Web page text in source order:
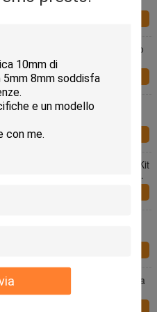
coassiale fibra ottica hdmi Cavo
Bobina
Richiesta ora
Hdmi Active Optical con il
Sdi Cable Camera Sdi Test Kit
convertitore di media della fibra
di funzione del